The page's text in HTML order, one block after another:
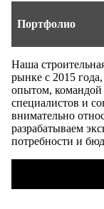
Портфолио
Наша
рынке с 2015
опытом,
специалистов и
внимательно
разрабатываем
потребности и